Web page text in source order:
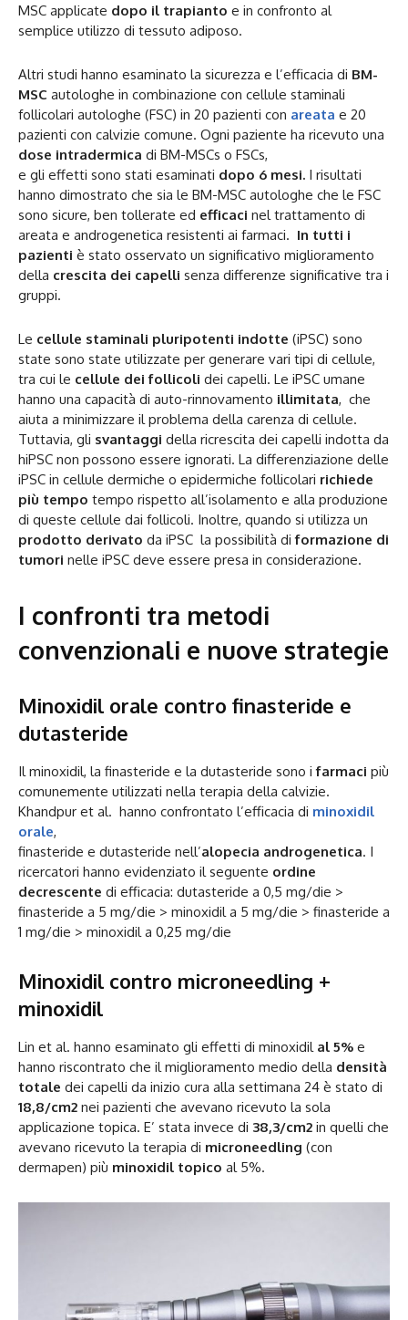
MSC applicate dopo il trapianto e in confronto al
semplice utilizzo di tessuto adiposo.
Altri studi hanno esaminato la sicurezza e l’efficacia di BM-
MSC autologhe in combinazione con cellule staminali
follicolari autologhe (FSC) in 20 pazienti con areata e 20
pazienti con calvizie comune. Ogni paziente ha ricevuto una
dose intradermica di BM-MSCs o FSCs,
e gli effetti sono stati esaminati dopo 6 mesi. I risultati
hanno dimostrato che sia le BM-MSC autologhe che le FSC
sono sicure, ben tollerate ed efficaci nel trattamento di
areata e androgenetica resistenti ai farmaci. In tutti i
pazienti è stato osservato un significativo miglioramento
della crescita dei capelli senza differenze significative tra i
gruppi.
Le cellule staminali pluripotenti indotte (iPSC) sono
state sono state utilizzate per generare vari tipi di cellule,
tra cui le cellule dei follicoli dei capelli. Le iPSC umane
hanno una capacità di auto-rinnovamento illimitata, che
aiuta a minimizzare il problema della carenza di cellule.
Tuttavia, gli svantaggi della ricrescita dei capelli indotta da
hiPSC non possono essere ignorati. La differenziazione delle
iPSC in cellule dermiche o epidermiche follicolari richiede
più tempo tempo rispetto all’isolamento e alla produzione
di queste cellule dai follicoli. Inoltre, quando si utilizza un
prodotto derivato da iPSC la possibilità di formazione di
tumori nelle iPSC deve essere presa in considerazione.
I confronti tra metodi
convenzionali e nuove strategie
Minoxidil orale contro finasteride e
dutasteride
Il minoxidil, la finasteride e la dutasteride sono i farmaci più
comunemente utilizzati nella terapia della calvizie.
Khandpur et al. hanno confrontato l’efficacia di minoxidil
orale,
finasteride e dutasteride nell’alopecia androgenetica. I
ricercatori hanno evidenziato il seguente ordine
decrescente di efficacia: dutasteride a 0,5 mg/die >
finasteride a 5 mg/die > minoxidil a 5 mg/die > finasteride a
1 mg/die > minoxidil a 0,25 mg/die
Minoxidil contro microneedling +
minoxidil
Lin et al. hanno esaminato gli effetti di minoxidil al 5% e
hanno riscontrato che il miglioramento medio della densità
totale dei capelli da inizio cura alla settimana 24 è stato di
18,8/cm2 nei pazienti che avevano ricevuto la sola
applicazione topica. E’ stata invece di 38,3/cm2 in quelli che
avevano ricevuto la terapia di microneedling (con
dermapen) più minoxidil topico al 5%.